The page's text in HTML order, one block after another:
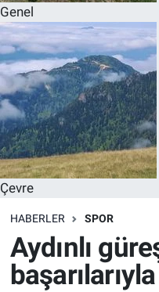
Genel
Çevre
HABERLER SPOR
Aydınlı